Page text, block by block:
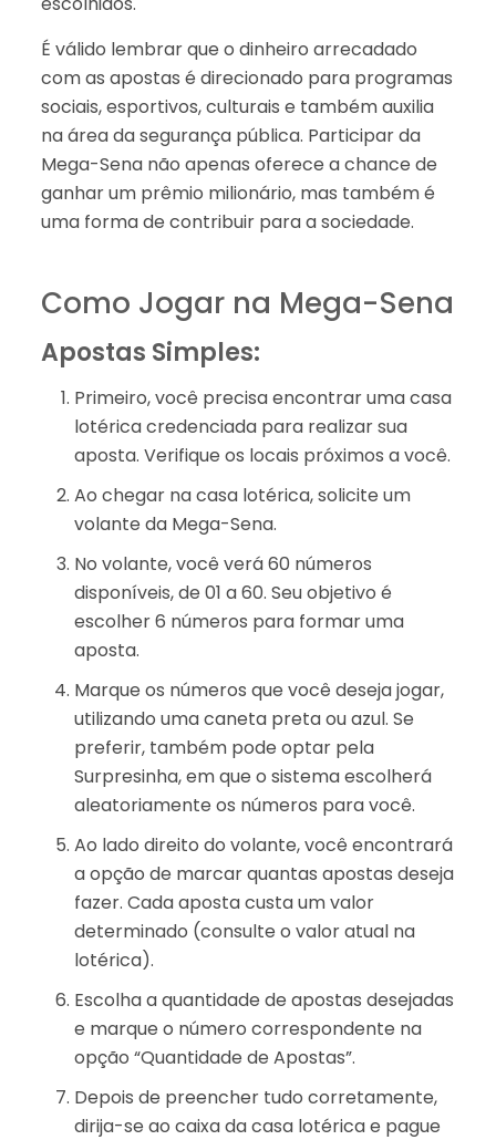
É válido lembrar que o dinheiro arrecadado
com as apostas é direcionado para programas
sociais, esportivos, culturais e também auxilia
na área da segurança pública. Participar da
Mega-Sena não apenas oferece a chance de
ganhar um prêmio milionário, mas também é
uma forma de contribuir para a sociedade.
Como Jogar na Mega-Sena
Apostas Simples:
Primeiro, você precisa encontrar uma casa
lotérica credenciada para realizar sua
aposta. Verifique os locais próximos a você.
Ao chegar na casa lotérica, solicite um
volante da Mega-Sena.
No volante, você verá 60 números
disponíveis, de 01 a 60. Seu objetivo é
escolher 6 números para formar uma
aposta.
Marque os números que você deseja jogar,
utilizando uma caneta preta ou azul. Se
preferir, também pode optar pela
Surpresinha, em que o sistema escolherá
aleatoriamente os números para você.
Ao lado direito do volante, você encontrará
a opção de marcar quantas apostas deseja
fazer. Cada aposta custa um valor
determinado (consulte o valor atual na
lotérica).
Escolha a quantidade de apostas desejadas
e marque o número correspondente na
opção “Quantidade de Apostas”.
Depois de preencher tudo corretamente,
dirija-se ao caixa da casa lotérica e pague